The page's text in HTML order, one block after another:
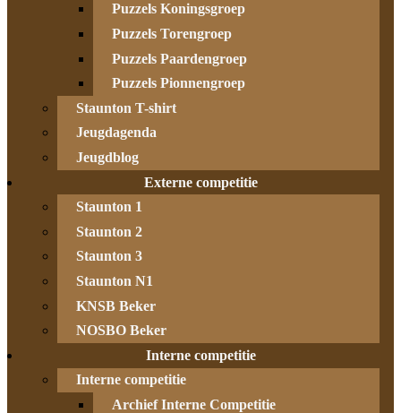
Puzzels Koningsgroep
Puzzels Torengroep
Puzzels Paardengroep
Puzzels Pionnengroep
Staunton T-shirt
Jeugdagenda
Jeugdblog
Externe competitie
Staunton 1
Staunton 2
Staunton 3
Staunton N1
KNSB Beker
NOSBO Beker
Interne competitie
Interne competitie
Archief Interne Competitie